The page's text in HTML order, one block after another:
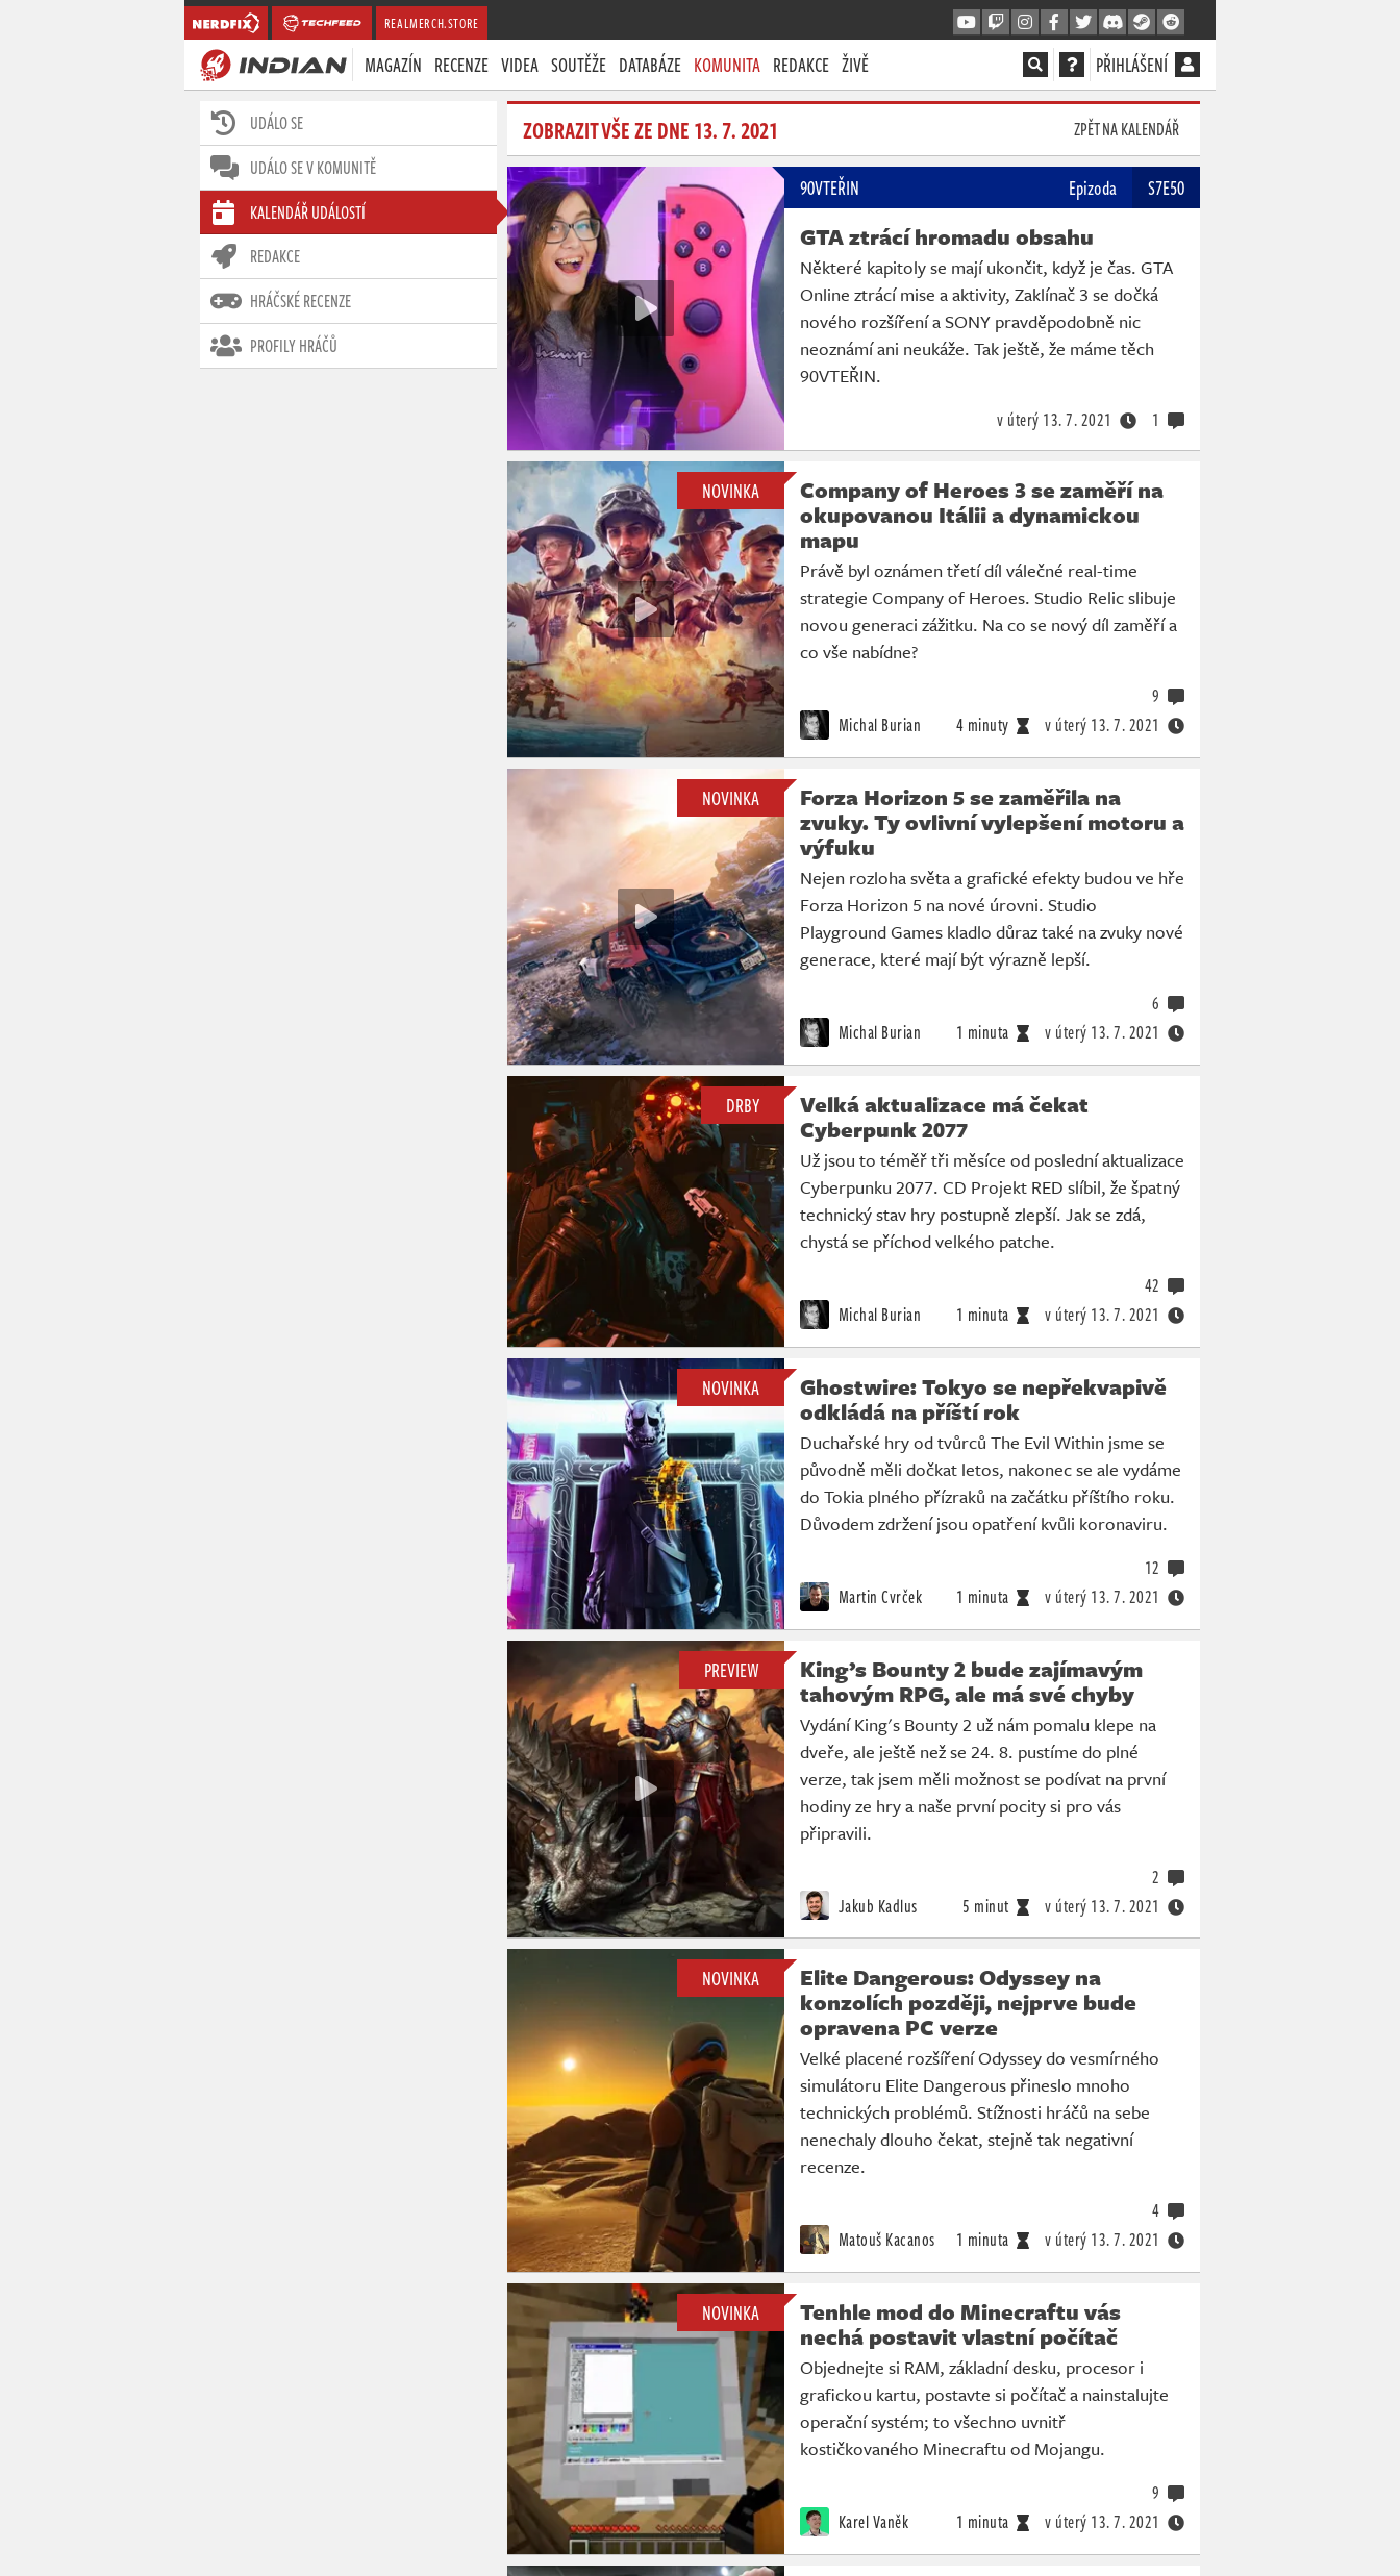
REALMERCH.STORE
MAGAZÍN RECENZE VIDEA SOUTĚŽE DATABÁZE KOMUNITA REDAKCE ŽIVĚ PŘIHLÁŠENÍ
UDÁLO SE
UDÁLO SE V KOMUNITĚ
KALENDÁŘ UDÁLOSTÍ
REDAKCE
HRÁČSKÉ RECENZE
PROFILY HRÁČŮ
ZOBRAZIT VŠE ZE DNE 13. 7. 2021 ZPĚT NA KALENDÁŘ
90VTEŘIN Epizoda S7E50
GTA ztrácí hromadu obsahu
Některé kapitoly se mají ukončit, když je čas. GTA
Online ztrácí mise a aktivity, Zaklínač 3 se dočká
nového rozšíření a SONY pravděpodobně nic
neoznámí ani neukáže. Tak ještě, že máme těch
90VTEŘIN.
v úterý 13. 7. 2021 1
NOVINKA
Company of Heroes 3 se zaměří na
okupovanou Itálii a dynamickou
mapu
Právě byl oznámen třetí díl válečné real-time
strategie Company of Heroes. Studio Relic slibuje
novou generaci zážitku. Na co se nový díl zaměří a
co vše nabídne?
Michal Burian 4 minuty v úterý 13. 7. 2021
9
NOVINKA
Forza Horizon 5 se zaměřila na
zvuky. Ty ovlivní vylepšení motoru a
výfuku
Nejen rozloha světa a grafické efekty budou ve hře
Forza Horizon 5 na nové úrovni. Studio
Playground Games kladlo důraz také na zvuky nové
generace, které mají být výrazně lepší.
Michal Burian 1 minuta v úterý 13. 7. 2021
6
DRBY
Velká aktualizace má čekat
Cyberpunk 2077
Už jsou to téměř tři měsíce od poslední aktualizace
Cyberpunku 2077. CD Projekt RED slíbil, že špatný
technický stav hry postupně zlepší. Jak se zdá,
chystá se příchod velkého patche.
Michal Burian 1 minuta v úterý 13. 7. 2021
42
NOVINKA
Ghostwire: Tokyo se nepřekvapivě
odkládá na příští rok
Duchařské hry od tvůrců The Evil Within jsme se
původně měli dočkat letos, nakonec se ale vydáme
do Tokia plného přízraků na začátku příštího roku.
Důvodem zdržení jsou opatření kvůli koronaviru.
Martin Cvrček 1 minuta v úterý 13. 7. 2021
12
PREVIEW
King’s Bounty 2 bude zajímavým
tahovým RPG, ale má své chyby
Vydání King's Bounty 2 už nám pomalu klepe na
dveře, ale ještě než se 24. 8. pustíme do plné
verze, tak jsem měli možnost se podívat na první
hodiny ze hry a naše první pocity si pro vás
připravili.
Jakub Kadlus 5 minut v úterý 13. 7. 2021
2
NOVINKA
Elite Dangerous: Odyssey na
konzolích později, nejprve bude
opravena PC verze
Velké placené rozšíření Odyssey do vesmírného
simulátoru Elite Dangerous přineslo mnoho
technických problémů. Stížnosti hráčů na sebe
nenechaly dlouho čekat, stejně tak negativní
recenze.
Matouš Kacanos 1 minuta v úterý 13. 7. 2021
4
NOVINKA
Tenhle mod do Minecraftu vás
nechá postavit vlastní počítač
Objednejte si RAM, základní desku, procesor i
grafickou kartu, postavte si počítač a nainstalujte
operační systém; to všechno uvnitř
kostičkovaného Minecraftu od Mojangu.
Karel Vaněk 1 minuta v úterý 13. 7. 2021
9